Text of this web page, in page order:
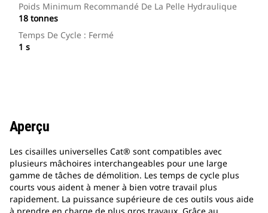
Poids Minimum Recommandé De La Pelle Hydraulique
18 tonnes
Temps De Cycle : Fermé
1 s
Aperçu
Les cisailles universelles Cat® sont compatibles avec
plusieurs mâchoires interchangeables pour une large
gamme de tâches de démolition. Les temps de cycle plus
courts vous aident à mener à bien votre travail plus
rapidement. La puissance supérieure de ces outils vous aide